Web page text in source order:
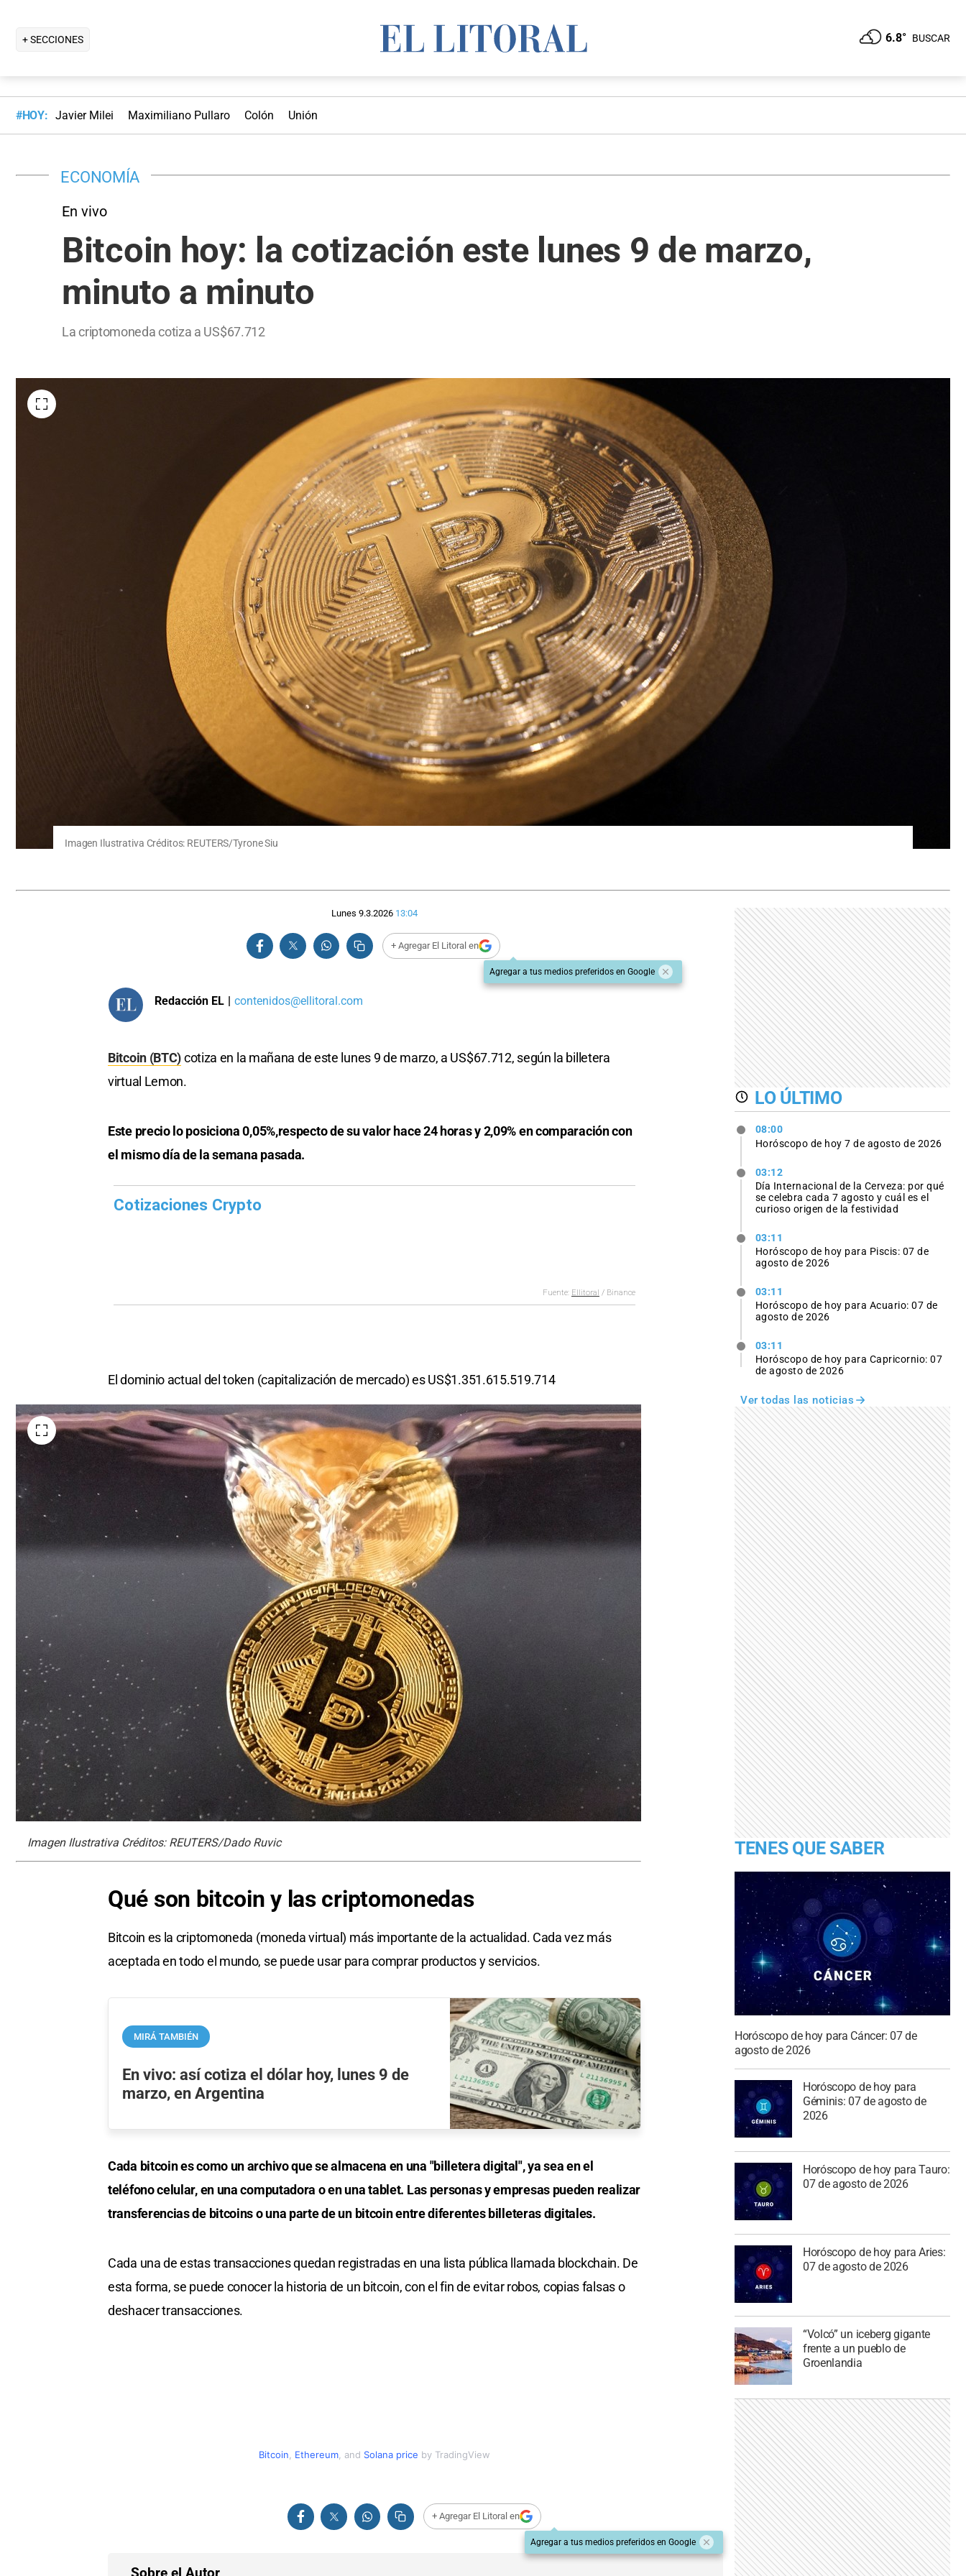
+ SECCIONES 6.8° BUSCAR
#HOY: Javier Milei Maximiliano Pullaro Colón Unión
ECONOMÍA
En vivo
Bitcoin hoy: la cotización este lunes 9 de marzo,
minuto a minuto
La criptomoneda cotiza a US$67.712
Imagen Ilustrativa Créditos: REUTERS/Tyrone Siu
Lunes 9.3.2026 13:04
+ Agregar El Litoral en
Agregar a tus medios preferidos en Google
Redacción EL | contenidos@ellitoral.com
Bitcoin (BTC)cotiza en la mañana de este lunes 9 de marzo, a US$67.712, según la billetera
virtual Lemon.
Este precio lo posiciona 0,05%,respecto de su valor hace 24 horas y 2,09% en comparación con
el mismo día de la semana pasada.
El dominio actual del token (capitalización de mercado) es US$1.351.615.519.714
Imagen Ilustrativa Créditos: REUTERS/Dado Ruvic
Qué son bitcoin y las criptomonedas
Bitcoin es la criptomoneda (moneda virtual) más importante de la actualidad. Cada vez más
aceptada en todo el mundo, se puede usar para comprar productos y servicios.
MIRÁ TAMBIÉN
En vivo: así cotiza el dólar hoy, lunes 9 de
marzo, en Argentina
Cada bitcoin es como un archivo que se almacena en una "billetera digital", ya sea en el
teléfono celular, en una computadora o en una tablet. Las personas y empresas pueden realizar
transferencias de bitcoins o una parte de un bitcoin entre diferentes billeteras digitales.
Cada una de estas transacciones quedan registradas en una lista pública llamada blockchain. De
esta forma, se puede conocer la historia de un bitcoin, con el fin de evitar robos, copias falsas o
deshacer transacciones.
Bitcoin Ethereum and Solana price by TradingView
+ Agregar El Litoral en
Agregar a tus medios preferidos en Google
Sobre el Autor
LO ÚLTIMO
08:00
Horóscopo de hoy 7 de agosto de 2026
03:12
Día Internacional de la Cerveza: por qué
se celebra cada 7 agosto y cuál es el
curioso origen de la festividad
03:11
Horóscopo de hoy para Piscis: 07 de
agosto de 2026
03:11
Horóscopo de hoy para Acuario: 07 de
agosto de 2026
03:11
Horóscopo de hoy para Capricornio: 07
de agosto de 2026
Ver todas las noticias
TENES QUE SABER
Horóscopo de hoy para Cáncer: 07 de
agosto de 2026
Horóscopo de hoy para
Géminis: 07 de agosto de
2026
Horóscopo de hoy para Tauro:
07 de agosto de 2026
Horóscopo de hoy para Aries:
07 de agosto de 2026
“Volcó” un iceberg gigante
frente a un pueblo de
Groenlandia